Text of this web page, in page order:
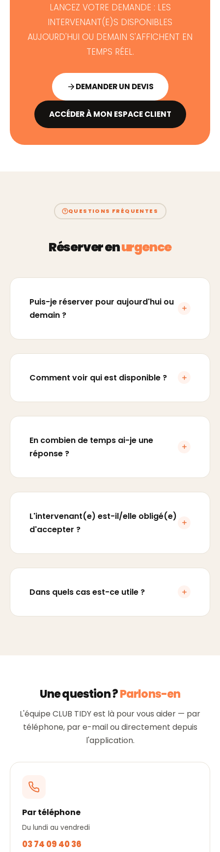
LANCEZ VOTRE DEMANDE : LES
INTERVENANT(E)S DISPONIBLES
AUJOURD'HUI OU DEMAIN S'AFFICHENT EN
TEMPS RÉEL.
DEMANDER UN DEVIS
ACCÉDER À MON ESPACE CLIENT
QUESTIONS FRÉQUENTES
Réserver enurgence
Puis-je réserver pour aujourd'hui ou
demain ?
Comment voir qui est disponible ?
En combien de temps ai-je une
réponse ?
L'intervenant(e) est-il/elle obligé(e)
d'accepter ?
Dans quels cas est-ce utile ?
Une question ?Parlons-en
L'équipe CLUB TIDY est là pour vous aider — par
téléphone, par e-mail ou directement depuis
l'application.
Par téléphone
Du lundi au vendredi
03 74 09 40 36